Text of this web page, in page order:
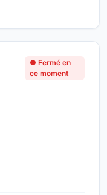
● Fermé en
ce moment